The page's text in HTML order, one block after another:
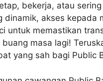
bekerja, atau
dinamik, akses
untuk memastikan
masa lagi!
yang sah bagi Public